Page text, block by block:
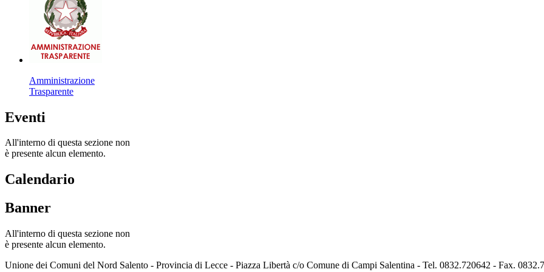
Amministrazione
Trasparente
Eventi
All'interno di questa sezione non
è presente alcun elemento.
Calendario
Banner
All'interno di questa sezione non
è presente alcun elemento.
Unione dei Comuni del Nord Salento - Provincia di Lecce - Piazza Libertà c/o Comune di Campi Salentina - Tel. 0832.720642 - Fax.